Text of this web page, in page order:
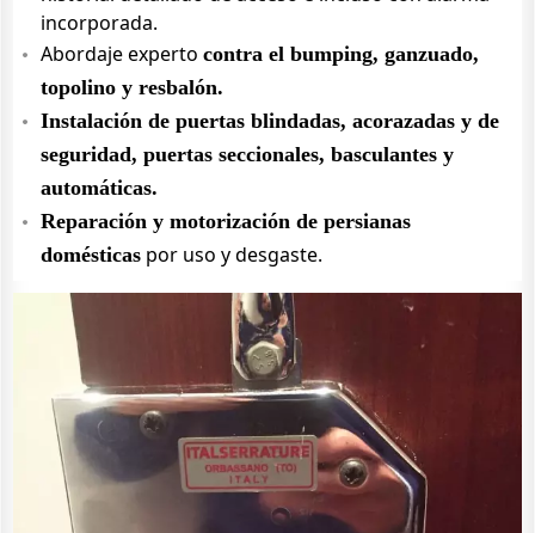
incorporada.
Abordaje experto contra el bumping, ganzuado,
topolino y resbalón.
Instalación de puertas blindadas, acorazadas y de
seguridad, puertas seccionales, basculantes y
automáticas.
Reparación y motorización de persianas
domésticas por uso y desgaste.